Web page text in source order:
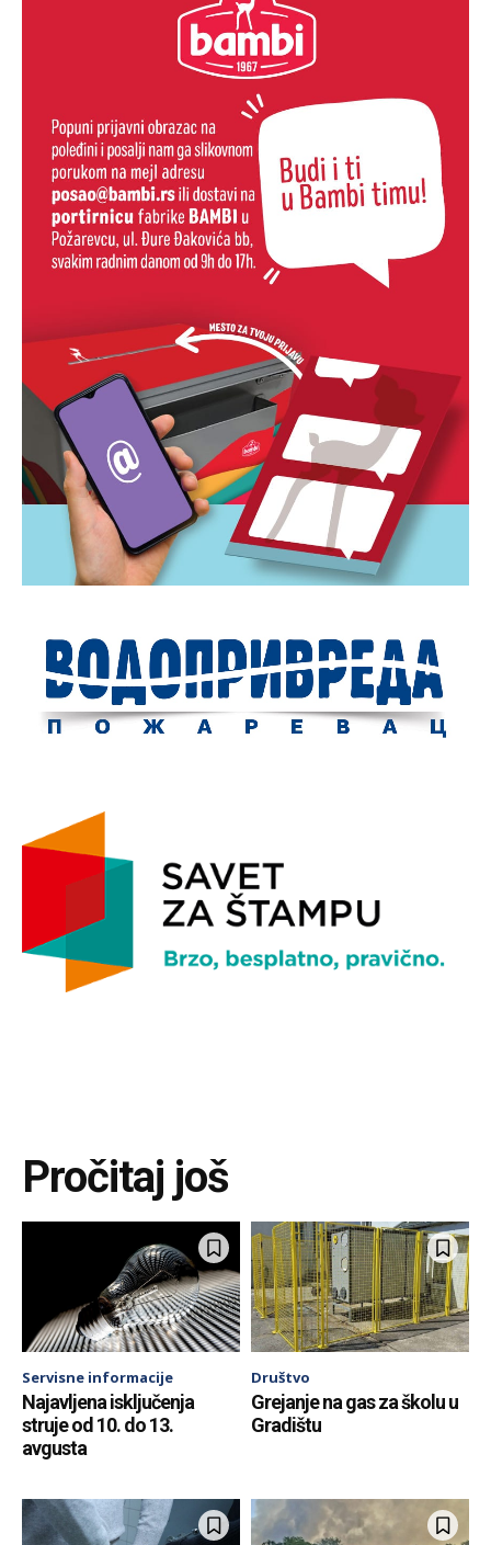
Pročitaj još
Servisne informacije
Najavljena isključenja
struje od 10. do 13.
avgusta
Društvo
Grejanje na gas za školu u
Gradištu